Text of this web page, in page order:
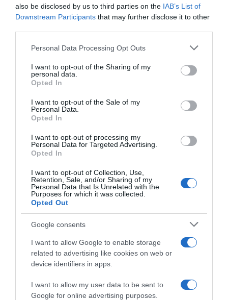
also be disclosed by us to third parties on the IAB’s List of
Downstream Participants that may further disclose it to other
Please note that this website/app uses one or more Google
not limited to your visit or usage behaviour. You may click to
grant or deny consent to Google and its third-party tags to
use your data for below specified purposes in below Google
consent section.
Personal Data Processing Opt Outs
I want to opt-out of the Sharing of my
personal data.
Opted In
I want to opt-out of the Sale of my
Personal Data.
Opted In
I want to opt-out of processing my
Personal Data for Targeted Advertising.
Opted In
I want to opt-out of Collection, Use,
Retention, Sale, and/or Sharing of my
Personal Data that Is Unrelated with the
Purposes for which it was collected.
Opted Out
Google consents
I want to allow Google to enable storage
related to advertising like cookies on web or
device identifiers in apps.
I want to allow my user data to be sent to
Google for online advertising purposes.
ΔΙΕΘΝΗ
Παρίσι: Λεωφορείο που οδηγούσε
Σηκουάνα (βίντεο)
30.04.2026 - 14:54